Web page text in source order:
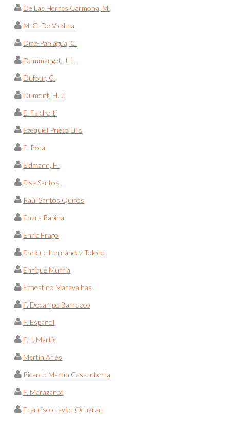
De Las Herras Carmona, M.
M. G. De Viedma
Díaz-Paniagua, C.
Dommanget, J. L.
Dufour, C.
Dumont, H. J.
E. Falchetti
Ezequiel Prieto Lillo
E. Rota
Eidmann, H.
Elsa Santos
Raúl Santos Quirós
Enara Rabina
Enric Frago
Enrique Hernández Toledo
Enrique Murria
Ernestino Maravalhas
F. Docampo Barrueco
F. Español
F. J. Martín
Martín Arlés
Ricardo Martín Casacuberta
F. Marazanof
Francisco Javier Ocharan